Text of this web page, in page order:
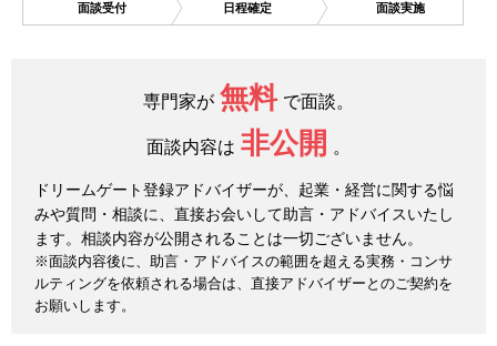
面談受付 日程確定 面談実施
専門家が 無料 で面談。
面談内容は 非公開 。
ドリームゲート登録アドバイザーが、起業・経営に関する悩
みや質問・相談に、直接お会いして助言・アドバイスいたし
ます。相談内容が公開されることは一切ございません。
※面談内容後に、助言・アドバイスの範囲を超える実務・コンサ
ルティングを依頼される場合は、直接アドバイザーとのご契約を
お願いします。